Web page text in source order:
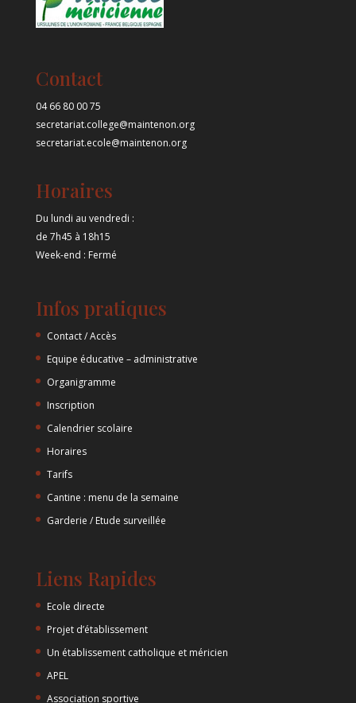
Contact
04 66 80 00 75
secretariat.college@maintenon.org
secretariat.ecole@maintenon.org
Horaires
Du lundi au vendredi :
de 7h45 à 18h15
Week-end : Fermé
Infos pratiques
Contact / Accès
Equipe éducative – administrative
Organigramme
Inscription
Calendrier scolaire
Horaires
Tarifs
Cantine : menu de la semaine
Garderie / Etude surveillée
Liens Rapides
Ecole directe
Projet d’établissement
Un établissement catholique et méricien
APEL
Association sportive